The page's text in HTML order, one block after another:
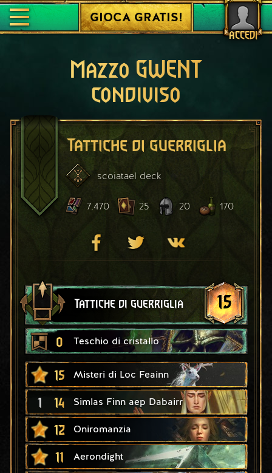
ACCEDI
GIOCA GRATIS!
Mazzo GWENT
condiviso
Tattiche di guerriglia
scoiatael deck
7.470 25 20 170
Tattiche di guerriglia 15
0 Teschio di cristallo
15 Misteri di Loc Feainn
1 14 Simlas Finn aep Dabairr
12 Oniromanzia
11 Aerondight